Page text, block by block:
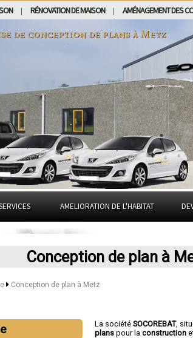
RÉNOVATION DE MAISON AMÉNAGEMENT DES
de conception de plans àMetz
AMELIORATION DE L'HABITAT
Conception de plan à
Conception de plan à Metz
La sociétéSOCOREBAT,
plans pour laconstruction